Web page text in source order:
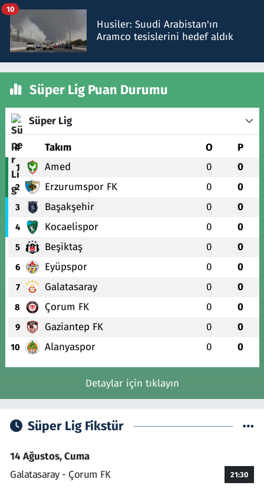
Husiler: Suudi Arabistan'ın
Aramco tesislerini hedef aldık
10
Süper Lig Puan Durumu
Süper Lig
# Takım O P
1 Amed 0 0
2 Erzurumspor FK 0 0
3 Başakşehir 0 0
4 Kocaelispor 0 0
5 Beşiktaş 0 0
6 Eyüpspor 0 0
7 Galatasaray 0 0
8 Çorum FK 0 0
9 Gaziantep FK 0 0
10 Alanyaspor 0 0
Detaylar için tıklayın
Süper Lig Fikstür
14 Ağustos, Cuma
Galatasaray - Çorum FK
21:30